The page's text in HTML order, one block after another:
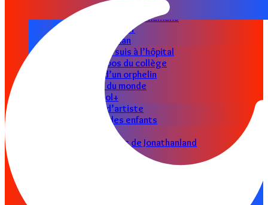
Nos parents
Les astuces des mamans
Papas au foyer
Super maman
Allo docteur je suis à l’hôpital
Les petits bobos du collège
Le clin d’œil d’un orphelin
Le petit tour du monde
Toombow Cool+
Graine d’artiste
Les pro des enfants
Les petits secrets de Jonathanland